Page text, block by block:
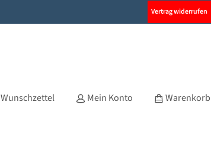
Vertrag widerrufen
Wunschzettel Mein Konto Warenkorb